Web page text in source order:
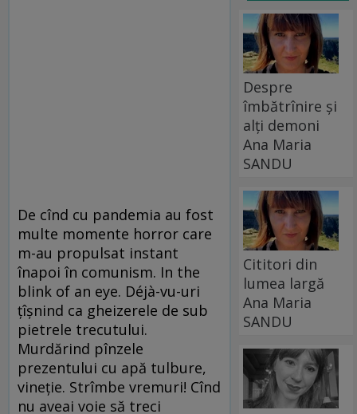
De cînd cu pandemia au fost
multe momente horror care
m-au propulsat instant
înapoi în comunism. In the
blink of an eye. Déjà-vu-uri
țîșnind ca gheizerele de sub
pietrele trecutului.
Murdărind pînzele
prezentului cu apă tulbure,
vineție. Strîmbe vremuri! Cînd
nu aveai voie să treci
Despre
îmbătrînire și
alți demoni
Ana Maria
SANDU
Cititori din
lumea largă
Ana Maria
SANDU